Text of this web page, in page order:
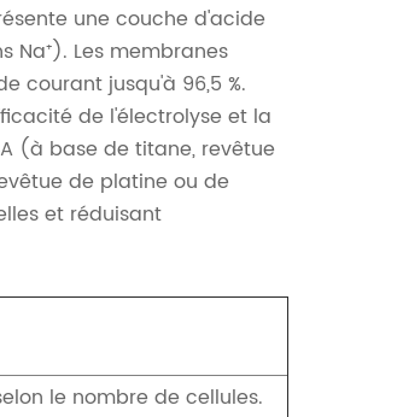
une couche d'acide
Na⁺). Les membranes
courant jusqu'à 96,5 %.
de l'électrolyse et la
(à base de titane, revêtue
de platine ou de
et réduisant
le nombre de cellules.